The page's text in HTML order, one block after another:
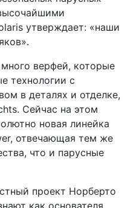
утверждает: «наши
верфей, которые
технологии с
в деталях и отделке,
Сейчас на этом
новая линейка
отвечающая тем же
что и парусные
проект Норберто
как основателя